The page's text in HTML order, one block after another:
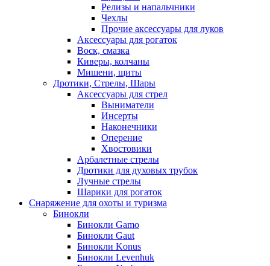
Релизы и напальчники
Чехлы
Прочие аксессуары для луков
Аксессуары для рогаток
Воск, смазка
Киверы, колчаны
Мишени, щиты
Дротики, Стрелы, Шары
Аксессуары для стрел
Выниматели
Инсерты
Наконечники
Оперение
Хвостовики
Арбалетные стрелы
Дротики для духовых трубок
Лучные стрелы
Шарики для рогаток
Снаряжение для охоты и туризма
Бинокли
Бинокли Gamo
Бинокли Gaut
Бинокли Konus
Бинокли Levenhuk